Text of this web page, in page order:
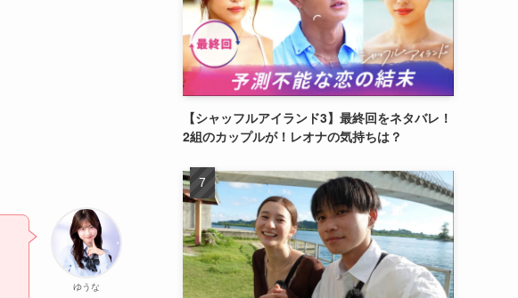
ゆうな
【シャッフルアイランド3】最終回をネタバレ！
2組のカップルが！レオナの気持ちは？